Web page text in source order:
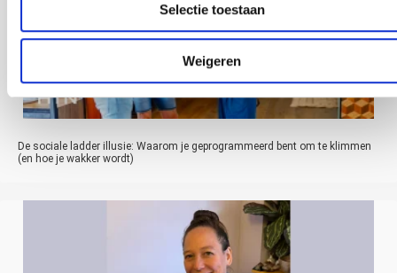
Selectie toestaan
Weigeren
De sociale ladder illusie: Waarom je geprogrammeerd bent om te klimmen
(en hoe je wakker wordt)